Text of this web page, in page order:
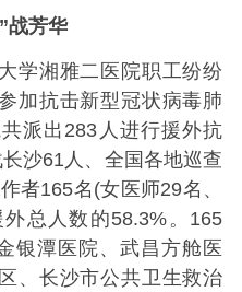
战芳华
湘雅二医院职工纷纷
加抗击新型冠状病毒肺
派出283人进行援外抗
沙61人、全国各地巡查
者165名(女医师29名、
总人数的58.3%。165
银潭医院、武昌方舱医
、长沙市公共卫生救治